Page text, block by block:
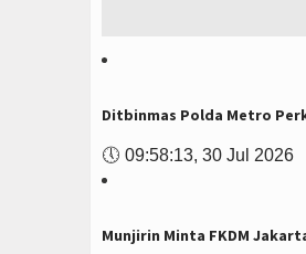
Ditbinmas Polda Metro
🕔 09:58:13, 30 Jul 2026
Munjirin Minta FKDM